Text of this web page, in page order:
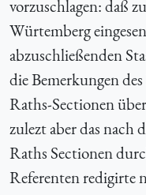
vorzuschlagen: daß
Würtemberg
abzuschließenden
die Bemerkungen
Raths-Sectionen
zulezt aber das nach
Raths Sectionen
Referenten redigirte